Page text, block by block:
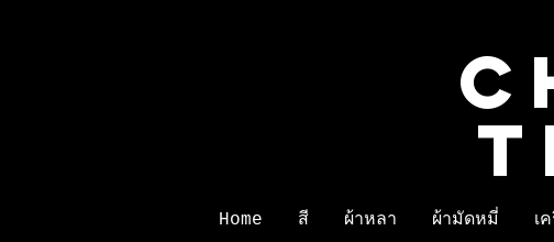
Home สี ผ้าหลา ผ้ามัดหมี่ เ